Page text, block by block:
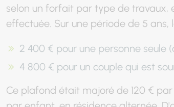
selon un forfait par type de travaux,
effectuée. Sur une période de 5
2 400 € pour une personne seule
4 800 € pour un couple qui est
Ce plafond était majoré de 120 €